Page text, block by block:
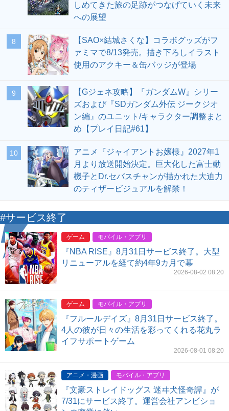
しめてきた旅の足跡がつなげていく未来
への展望
8
【SAO×結城さくな】コラボグッズがフ
ァミマで8/13発売。描き下ろしイラスト
使用のアクキー＆缶バッジが登場
9
【Gジェネ攻略】『ガンダムW』シリー
ズおよび『SDガンダム外伝 ジークジオ
ン編』のユニット/キャラクター調整まと
め【プレイ日記#61】
10
アニメ『ジャイアントお嬢様』2027年1
月より放送開始決定。巨大化した富士動
機子とDr.セバスチャンが描かれた大迫力
のティザービジュアルを解禁！
#サービス終了
ゲーム モバイル・アプリ
『NBA RISE』8月31日サービス終了。大型
リニューアルを経て約4年9カ月で幕
2026-08-02 08:20
ゲーム モバイル・アプリ
『フルールデイズ』8月31日サービス終了。
4人の彼が日々の生活を彩ってくれる花丸ラ
イフサポートゲーム
2026-08-01 08:20
アニメ・漫画 モバイル・アプリ
『文豪ストレイドッグス 迷ヰ犬怪奇譚』が
7/31にサービス終了。運営会社アンビショ